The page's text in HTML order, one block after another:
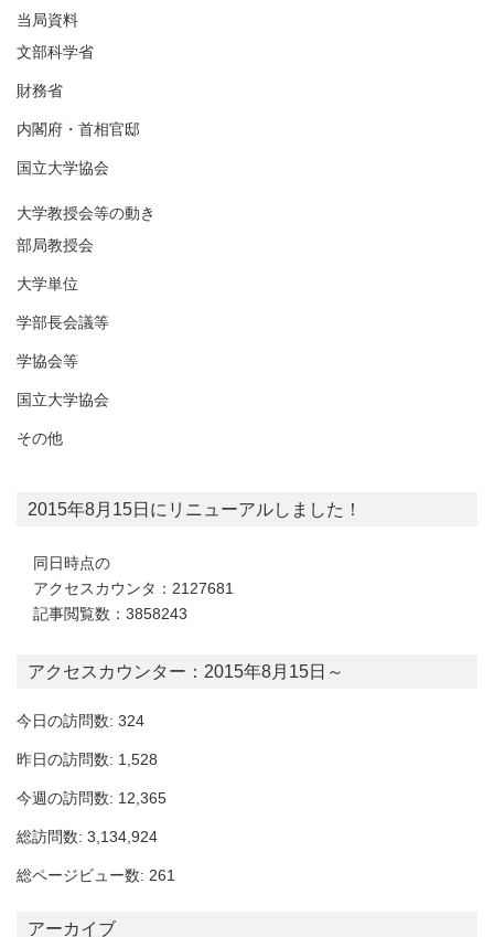
当局資料
文部科学省
財務省
内閣府・首相官邸
国立大学協会
大学教授会等の動き
部局教授会
大学単位
学部長会議等
学協会等
国立大学協会
その他
2015年8月15日にリニューアルしました！
同日時点の
アクセスカウンタ：2127681
記事閲覧数：3858243
アクセスカウンター：2015年8月15日～
今日の訪問数: 324
昨日の訪問数: 1,528
今週の訪問数: 12,365
総訪問数: 3,134,924
総ページビュー数: 261
アーカイブ